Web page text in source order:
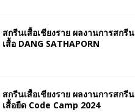
สกรีนเสื้อเชียงราย ผลงานการสกรีน
เสื้อ DANG SATHAPORN
สกรีนเสื้อเชียงราย ผลงานการสกรีน
เสื้อยืด Code Camp 2024